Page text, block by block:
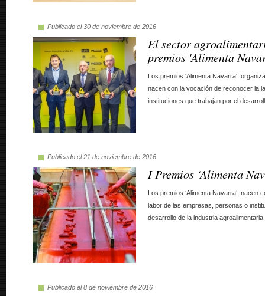
Publicado el 30 de noviembre de 2016
El sector
premios 'Alimenta
Los premios 'Alimenta Navarra',
nacen con la vocación de reconocer la
instituciones que trabajan por el
Publicado el 21 de noviembre de 2016
I Premios ‘Alimenta
Los premios ‘Alimenta Navarra‘, nacen
labor de las empresas, personas o
desarrollo de la industria agroalimentaria
Publicado el 8 de noviembre de 2016